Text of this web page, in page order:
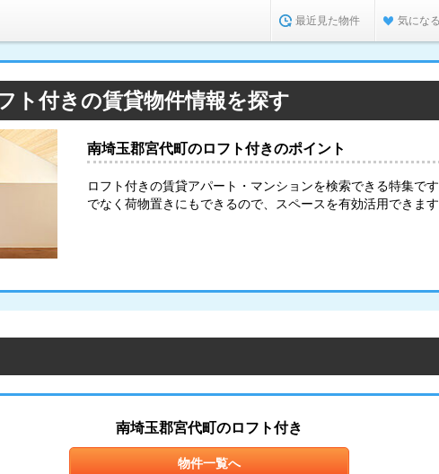
最近見た物件 気にな
ト付きの賃貸物件情報を探す
南埼玉郡宮代町のロフト付きのポイント
ロフト付きの賃貸アパート・マンションを検索できる特集で
でなく荷物置きにもできるので、スペースを有効活用できます
南埼玉郡宮代町のロフト付き
物件一覧へ